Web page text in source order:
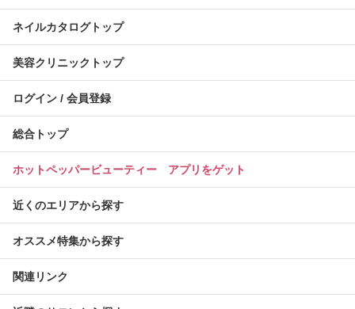
ネイルカタログトップ
美容クリニックトップ
ログイン / 会員登録
総合トップ
ホットペッパービューティー アプリをゲット
近くのエリアから探す
オススメ特集から探す
関連リンク